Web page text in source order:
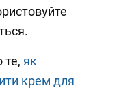
те, як
крем для